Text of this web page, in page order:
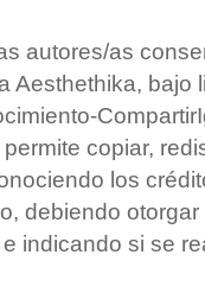
autores/as
Aesthethika, bajo
copiar,
los
debiendo
indicando si se